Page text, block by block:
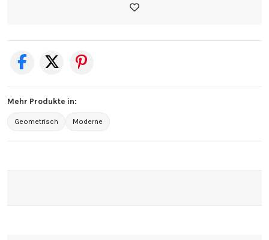
Mehr Produkte in:
Geometrisch Moderne